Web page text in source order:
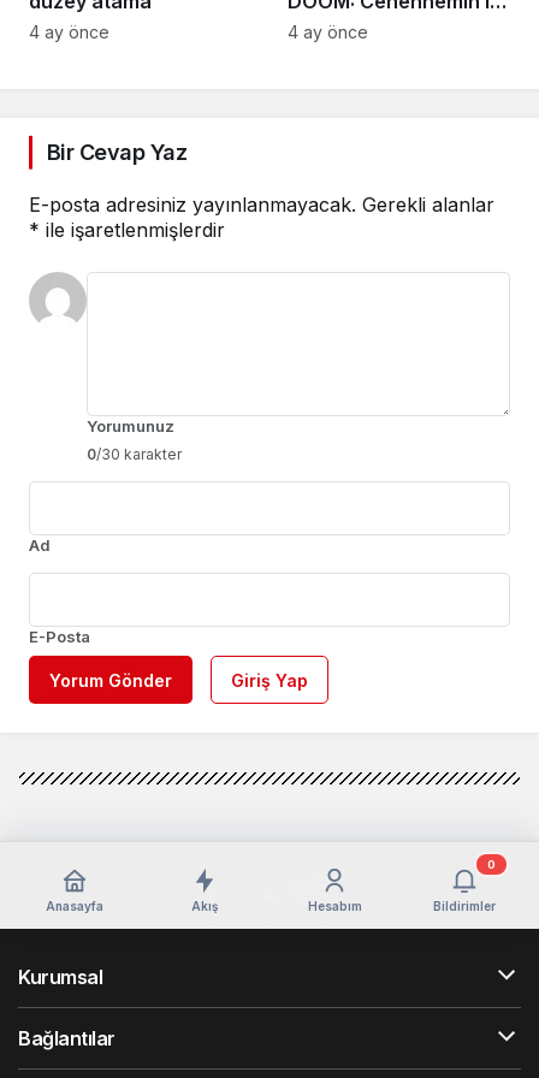
4 ay önce
efsanevi vizyonu
4 ay önce
Bir Cevap Yaz
E-posta adresiniz yayınlanmayacak. Gerekli alanlar
* ile işaretlenmişlerdir
Yorumunuz
0/30 karakter
Ad
E-Posta
Yorum Gönder Giriş Yap
Anasayfa Akış Hesabım Bildirimler
0
Kurumsal
Bağlantılar